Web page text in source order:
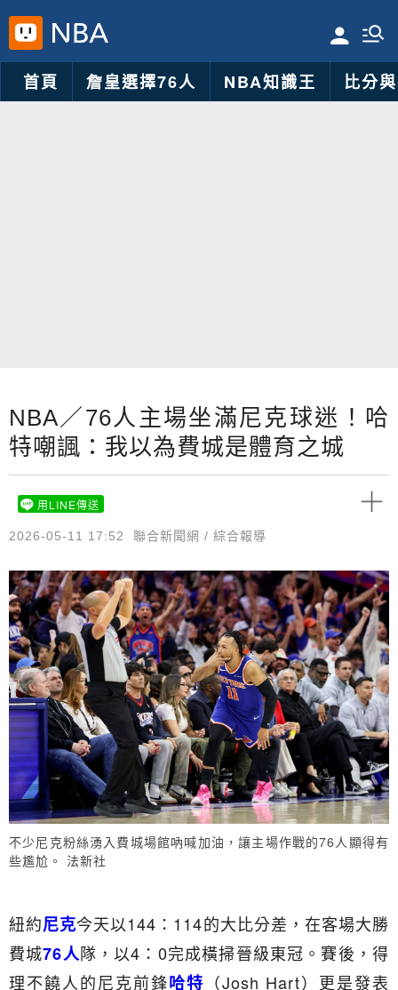
首頁 詹皇選擇76人 NBA知識王 比分
NBA／76人主場坐滿尼克球迷！哈
特嘲諷：我以為費城是體育之城
2026-05-11 17:52 聯合新聞網 / 綜合報導
用LINE傳送
不少尼克粉絲湧入費城場館吶喊加油，讓主場作戰的76人顯得有
些尷尬。 法新社
紐約尼克今天以144：114的大比分差，在客場大勝
費城76人隊，以4：0完成橫掃晉級東冠。賽後，得
理不饒人的尼克前鋒哈特 （Josh Hart）更是發表